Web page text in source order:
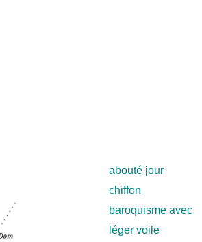
abouté jour
chiffon
baroquisme avec
léger voile